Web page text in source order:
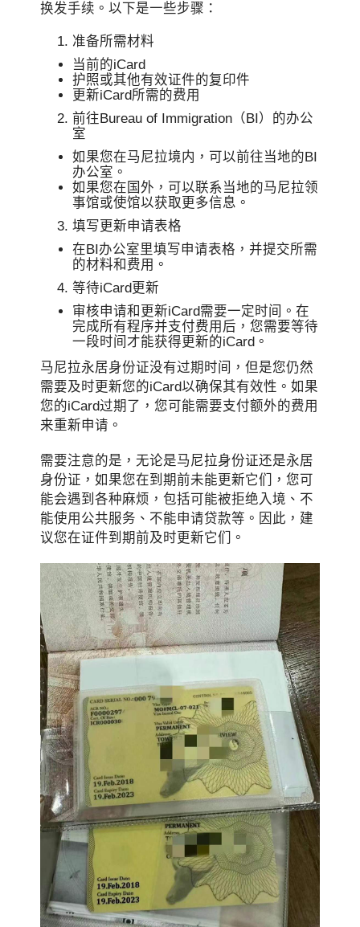
换发手续。以下是一些步骤：
准备所需材料
当前的iCard
护照或其他有效证件的复印件
更新iCard所需的费用
前往Bureau of Immigration（BI）的办公
室
如果您在马尼拉境内，可以前往当地的BI
办公室。
如果您在国外，可以联系当地的马尼拉领
事馆或使馆以获取更多信息。
填写更新申请表格
在BI办公室里填写申请表格，并提交所需
的材料和费用。
等待iCard更新
审核申请和更新iCard需要一定时间。在
完成所有程序并支付费用后，您需要等待
一段时间才能获得更新的iCard。
马尼拉永居身份证没有过期时间，但是您仍然
需要及时更新您的iCard以确保其有效性。如果
您的iCard过期了，您可能需要支付额外的费用
来重新申请。
需要注意的是，无论是马尼拉身份证还是永居
身份证，如果您在到期前未能更新它们，您可
能会遇到各种麻烦，包括可能被拒绝入境、不
能使用公共服务、不能申请贷款等。因此，建
议您在证件到期前及时更新它们。